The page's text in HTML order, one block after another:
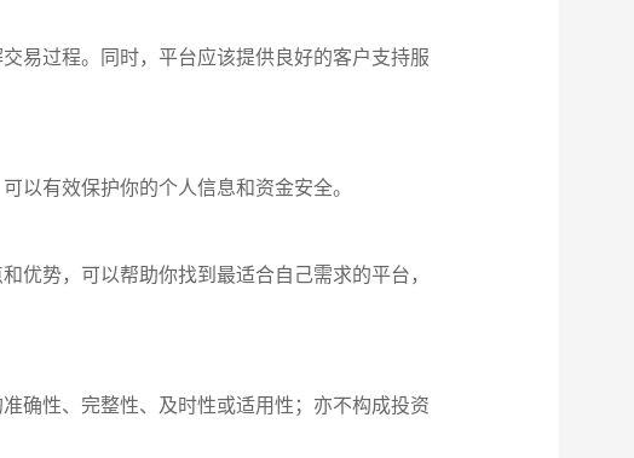
易过程。同时，平台应该提供良好的客户支持服
以有效保护你的个人信息和资金安全。
优势，可以帮助你找到最适合自己需求的平台，
确性、完整性、及时性或适用性；亦不构成投资